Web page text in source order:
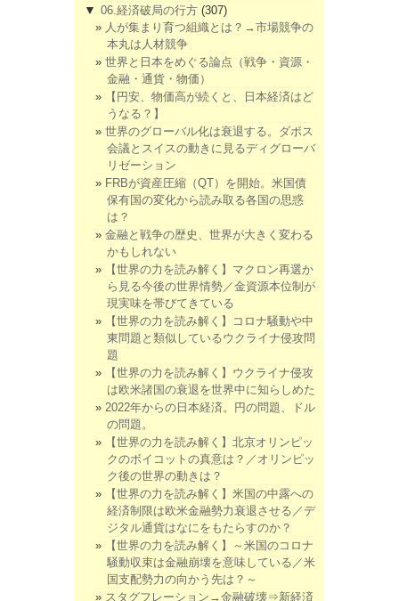
▼ 06.経済破局の行方 (307)
人が集まり育つ組織とは？→市場競争の
本丸は人材競争
世界と日本をめぐる論点（戦争・資源・
金融・通貨・物価）
【円安、物価高が続くと、日本経済はど
うなる？】
世界のグローバル化は衰退する。ダボス
会議とスイスの動きに見るディグローバ
リゼーション
FRBが資産圧縮（QT）を開始。米国債
保有国の変化から読み取る各国の思惑
は？
金融と戦争の歴史、世界が大きく変わる
かもしれない
【世界の力を読み解く】マクロン再選か
ら見る今後の世界情勢／金資源本位制が
現実味を帯びてきている
【世界の力を読み解く】コロナ騒動や中
東問題と類似しているウクライナ侵攻問
題
【世界の力を読み解く】ウクライナ侵攻
は欧米諸国の衰退を世界中に知らしめた
2022年からの日本経済。円の問題、ドル
の問題。
【世界の力を読み解く】北京オリンピッ
クのボイコットの真意は？／オリンピッ
ク後の世界の動きは？
【世界の力を読み解く】米国の中露への
経済制限は欧米金融勢力衰退させる／デ
ジタル通貨はなにをもたらすのか？
【世界の力を読み解く】～米国のコロナ
騒動収束は金融崩壊を意味している／米
国支配勢力の向かう先は？～
スタグフレーション→金融破壊⇒新経済